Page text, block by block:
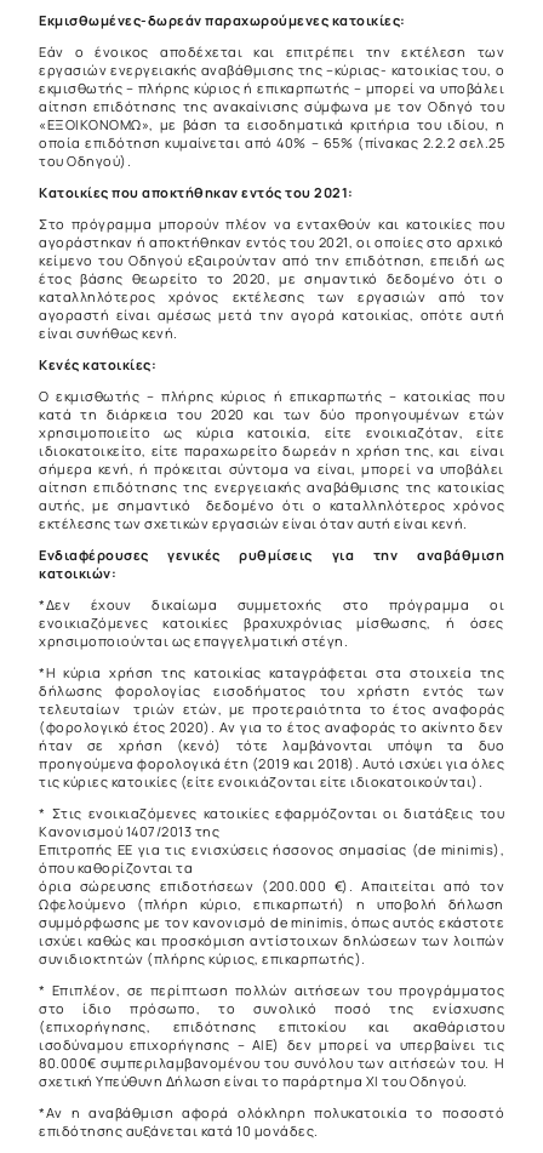
Εκμισθωμένες-δωρεάν παραχωρούμενες κατοικίες:
Εάν ο ένοικος αποδέχεται και επιτρέπει την εκτέλεση των
εργασιών ενεργειακής αναβάθμισης της –κύριας- κατοικίας του, ο
εκμισθωτής – πλήρης κύριος ή επικαρπωτής – μπορεί να υποβάλει
αίτηση επιδότησης της ανακαίνισης σύμφωνα με τον Οδηγό του
«ΕΞΟΙΚΟΝΟΜΩ», με βάση τα εισοδηματικά κριτήρια του ιδίου, η
οποία επιδότηση κυμαίνεται από 40% – 65% (πίνακας 2.2.2 σελ.25
του Οδηγού).
Κατοικίες που αποκτήθηκαν εντός του 2021:
Στο πρόγραμμα μπορούν πλέον να ενταχθούν και κατοικίες που
αγοράστηκαν ή αποκτήθηκαν εντός του 2021, οι οποίες στο αρχικό
κείμενο του Οδηγού εξαιρούνταν από την επιδότηση, επειδή ως
έτος βάσης θεωρείτο το 2020, με σημαντικό δεδομένο ότι ο
καταλληλότερος χρόνος εκτέλεσης των εργασιών από τον
αγοραστή είναι αμέσως μετά την αγορά κατοικίας, οπότε αυτή
είναι συνήθως κενή.
Κενές κατοικίες:
Ο εκμισθωτής – πλήρης κύριος ή επικαρπωτής – κατοικίας που
κατά τη διάρκεια του 2020 και των δύο προηγουμένων ετών
χρησιμοποιείτο ως κύρια κατοικία, είτε ενοικιαζόταν, είτε
ιδιοκατοικείτο, είτε παραχωρείτο δωρεάν η χρήση της, και είναι
σήμερα κενή, ή πρόκειται σύντομα να είναι, μπορεί να υποβάλει
αίτηση επιδότησης της ενεργειακής αναβάθμισης της κατοικίας
αυτής, με σημαντικό δεδομένο ότι ο καταλληλότερος χρόνος
εκτέλεσης των σχετικών εργασιών είναι όταν αυτή είναι κενή.
Ενδιαφέρουσες γενικές ρυθμίσεις για την αναβάθμιση
κατοικιών:
*Δεν έχουν δικαίωμα συμμετοχής στο πρόγραμμα οι
ενοικιαζόμενες κατοικίες βραχυχρόνιας μίσθωσης, ή όσες
χρησιμοποιούνται ως επαγγελματική στέγη.
*Η κύρια χρήση της κατοικίας καταγράφεται στα στοιχεία της
δήλωσης φορολογίας εισοδήματος του χρήστη εντός των
τελευταίων τριών ετών, με προτεραιότητα το έτος αναφοράς
(φορολογικό έτος 2020). Αν για το έτος αναφοράς το ακίνητο δεν
ήταν σε χρήση (κενό) τότε λαμβάνονται υπόψη τα δυο
προηγούμενα φορολογικά έτη (2019 και 2018). Αυτό ισχύει για όλες
τις κύριες κατοικίες (είτε ενοικιάζονται είτε ιδιοκατοικούνται).
* Στις ενοικιαζόμενες κατοικίες εφαρμόζονται οι διατάξεις του
Κανονισμού 1407/2013 της
Επιτροπής ΕΕ για τις ενισχύσεις ήσσονος σημασίας (de minimis),
όπου καθορίζονται τα
όρια σώρευσης επιδοτήσεων (200.000 €). Απαιτείται από τον
Ωφελούμενο (πλήρη κύριο, επικαρπωτή) η υποβολή δήλωση
συμμόρφωσης με τον κανονισμό de minimis, όπως αυτός εκάστοτε
ισχύει καθώς και προσκόμιση αντίστοιχων δηλώσεων των λοιπών
συνιδιοκτητών (πλήρης κύριος, επικαρπωτής).
* Επιπλέον, σε περίπτωση πολλών αιτήσεων του προγράμματος
στο ίδιο πρόσωπο, το συνολικό ποσό της ενίσχυσης
(επιχορήγησης, επιδότησης επιτοκίου και ακαθάριστου
ισοδύναμου επιχορήγησης – ΑΙΕ) δεν μπορεί να υπερβαίνει τις
80.000€ συμπεριλαμβανομένου του συνόλου των αιτήσεών του. Η
σχετική Υπεύθυνη Δήλωση είναι το παράρτημα ΧΙ του Οδηγού.
*Αν η αναβάθμιση αφορά ολόκληρη πολυκατοικία το ποσοστό
επιδότησης αυξάνεται κατά 10 μονάδες.